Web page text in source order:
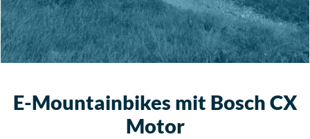
E-Mountainbikes mit Bosch CX
Motor